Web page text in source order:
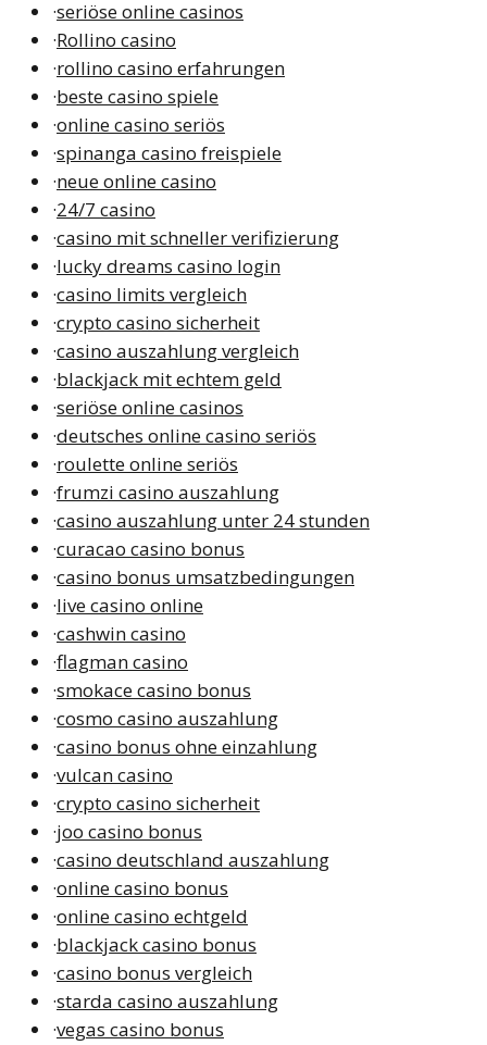
·seriöse online casinos
·Rollino casino
·rollino casino erfahrungen
·beste casino spiele
·online casino seriös
·spinanga casino freispiele
·neue online casino
·24/7 casino
·casino mit schneller verifizierung
·lucky dreams casino login
·casino limits vergleich
·crypto casino sicherheit
·casino auszahlung vergleich
·blackjack mit echtem geld
·seriöse online casinos
·deutsches online casino seriös
·roulette online seriös
·frumzi casino auszahlung
·casino auszahlung unter 24 stunden
·curacao casino bonus
·casino bonus umsatzbedingungen
·live casino online
·cashwin casino
·flagman casino
·smokace casino bonus
·cosmo casino auszahlung
·casino bonus ohne einzahlung
·vulcan casino
·crypto casino sicherheit
·joo casino bonus
·casino deutschland auszahlung
·online casino bonus
·online casino echtgeld
·blackjack casino bonus
·casino bonus vergleich
·starda casino auszahlung
·vegas casino bonus